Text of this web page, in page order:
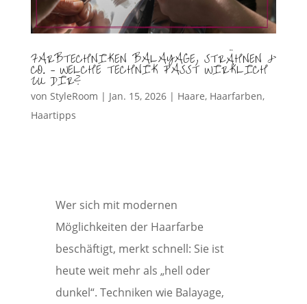
FARBTECHNIKEN BALAYAGE, STRÄHNEN &
CO. – WELCHE TECHNIK PASST WIRKLICH
ZU DIR?
von StyleRoom | Jan. 15, 2026| Haare, Haarfarben,
Haartipps
Wer sich mit modernen
Möglichkeiten der Haarfarbe
beschäftigt, merkt schnell: Sie ist
heute weit mehr als „hell oder
dunkel“. Techniken wie Balayage,